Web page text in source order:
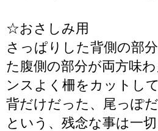
☆おさしみ用
さっぱりした背側の部
た腹側の部分が両方味
ンスよく柵をカットし
背だけだった、尾っぽ
という、残念な事は一